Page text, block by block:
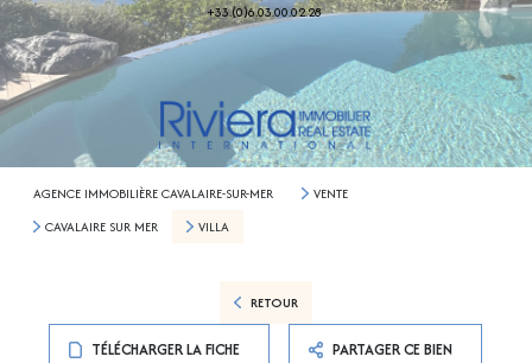
+33.(0)6.03.00.02.28
AGENCE IMMOBILIÈRE CAVALAIRE-SUR-MER
VENTE
CAVALAIRE SUR MER
VILLA
RETOUR
TÉLÉCHARGER LA FICHE PARTAGER CE BIEN